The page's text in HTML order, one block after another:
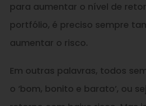
para aumentar o nível de
portfólio, é preciso sempre
aumentar o risco.
Em outras palavras, todos
o ‘bom, bonito e barato’, ou